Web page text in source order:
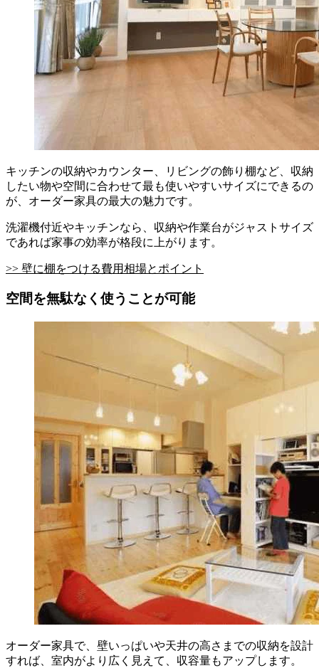
キッチンの収納やカウンター、リビングの飾り棚など、収納
したい物や空間に合わせて最も使いやすいサイズにできるの
が、オーダー家具の最大の魅力です。
洗濯機付近やキッチンなら、収納や作業台がジャストサイズ
であれば家事の効率が格段に上がります。
>> 壁に棚をつける費用相場とポイント
空間を無駄なく使うことが可能
オーダー家具で、壁いっぱいや天井の高さまでの収納を設計
すれば、室内がより広く見えて、収容量もアップします。